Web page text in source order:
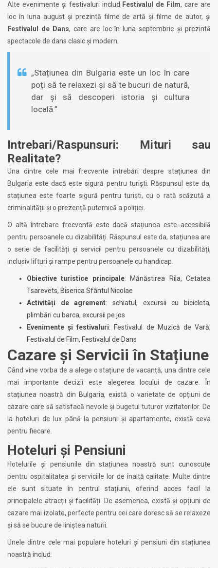
Alte evenimente și festivaluri includ Festivalul de Film, care are
loc în luna august și prezintă filme de artă și filme de autor, și
Festivalul de Dans, care are loc în luna septembrie și prezintă
spectacole de dans clasic și modern.
„Stațiunea din Bulgaria este un loc în care
poți să te relaxezi și să te bucuri de natură,
dar și să descoperi istoria și cultura
locală.”
Intrebari/Raspunsuri: Mituri sau
Realitate?
Una dintre cele mai frecvente întrebări despre stațiunea din
Bulgaria este dacă este sigură pentru turiști. Răspunsul este da,
stațiunea este foarte sigură pentru turiști, cu o rată scăzută a
criminalității și o prezență puternică a poliției.
O altă întrebare frecventă este dacă stațiunea este accesibilă
pentru persoanele cu dizabilități. Răspunsul este da, stațiunea are
o serie de facilități și servicii pentru persoanele cu dizabilități,
inclusiv lifturi și rampe pentru persoanele cu handicap.
Obiective turistice principale: Mănăstirea Rila, Cetatea
Tsarevets, Biserica Sfântul Nicolae
Activități de agrement: schiatul, excursii cu bicicleta,
plimbări cu barca, excursii pe jos
Evenimente și festivaluri: Festivalul de Muzică de Vară,
Festivalul de Film, Festivalul de Dans
Cazare și Servicii în Stațiune
Când vine vorba de a alege o stațiune de vacanță, una dintre cele
mai importante decizii este alegerea locului de cazare. În
stațiunea noastră din Bulgaria, există o varietate de opțiuni de
cazare care să satisfacă nevoile și bugetul tuturor vizitatorilor. De
la hoteluri de lux până la pensiuni și apartamente, există ceva
pentru fiecare.
Hoteluri și Pensiuni
Hotelurile și pensiunile din stațiunea noastră sunt cunoscute
pentru ospitalitatea și serviciile lor de înaltă calitate. Multe dintre
ele sunt situate în centrul stațiunii, oferind acces facil la
principalele atracții și facilități. De asemenea, există și opțiuni de
cazare mai izolate, perfecte pentru cei care doresc să se relaxeze
și să se bucure de liniștea naturii.
Unele dintre cele mai populare hoteluri și pensiuni din stațiunea
noastră includ: